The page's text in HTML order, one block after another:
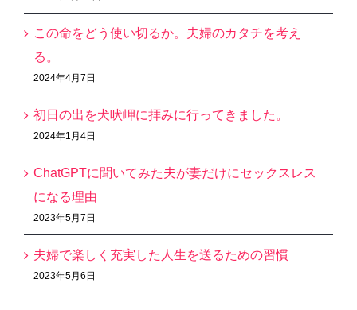
この命をどう使い切るか。夫婦のカタチを考え
る。
2024年4月7日
初日の出を犬吠岬に拝みに行ってきました。
2024年1月4日
ChatGPTに聞いてみた夫が妻だけにセックスレス
になる理由
2023年5月7日
夫婦で楽しく充実した人生を送るための習慣
2023年5月6日